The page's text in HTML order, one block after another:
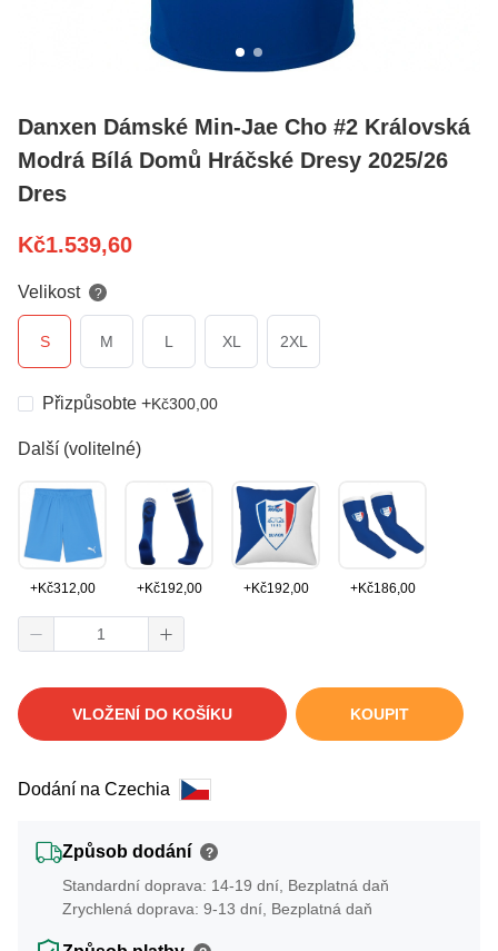
Danxen Dámské Min-Jae Cho #2 Královská
Modrá Bílá Domů Hráčské Dresy 2025/26
Dres
Kč1.539,60
Velikost ?
S M L XL 2XL
Přizpůsobte +Kč300,00
Další (volitelné)
+Kč312,00 +Kč192,00 +Kč192,00 +Kč186,00
VLOŽENÍ DO KOŠÍKU KOUPIT
Dodání na Czechia
Způsob dodání ?
Standardní doprava: 14-19 dní, Bezplatná daň
Zrychlená doprava: 9-13 dní, Bezplatná daň